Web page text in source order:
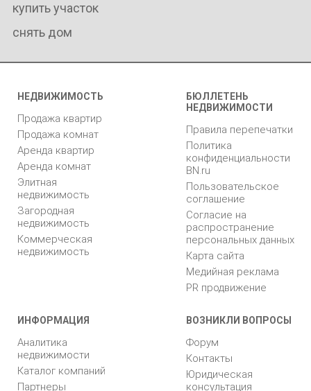
купить участок
снять дом
НЕДВИЖИМОСТЬ
Продажа квартир
Продажа комнат
Аренда квартир
Аренда комнат
Элитная
недвижимость
Загородная
недвижимость
Коммерческая
недвижимость
БЮЛЛЕТЕНЬ
НЕДВИЖИМОСТИ
Правила перепечатки
Политика
конфиденциальности
BN.ru
Пользовательское
соглашение
Согласие на
распространение
персональных данных
Карта сайта
Медийная реклама
PR продвижение
ИНФОРМАЦИЯ
Аналитика
недвижимости
Каталог компаний
Партнеры
ВОЗНИКЛИ ВОПРОСЫ
Форум
Контакты
Юридическая
консультация